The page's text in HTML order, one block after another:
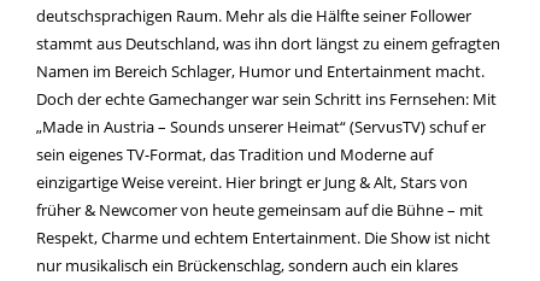
deutschsprachigen Raum. Mehr als die Hälfte seiner Follower
stammt aus Deutschland, was ihn dort längst zu einem gefragten
Namen im Bereich Schlager, Humor und Entertainment macht.
Doch der echte Gamechanger war sein Schritt ins Fernsehen: Mit
„Made in Austria – Sounds unserer Heimat“ (ServusTV) schuf er
sein eigenes TV-Format, das Tradition und Moderne auf
einzigartige Weise vereint. Hier bringt er Jung & Alt, Stars von
früher & Newcomer von heute gemeinsam auf die Bühne – mit
Respekt, Charme und echtem Entertainment. Die Show ist nicht
nur musikalisch ein Brückenschlag, sondern auch ein klares